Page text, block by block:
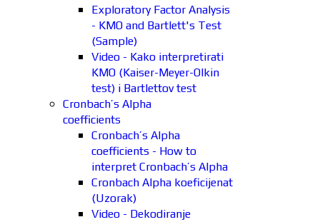
Exploratory Factor Analysis
- KMO and Bartlett's Test
(Sample)
Video - Kako interpretirati
KMO (Kaiser-Meyer-Olkin
test) i Bartlettov test
Cronbach’s Alpha
coefficients
Cronbach’s Alpha
coefficients - How to
interpret Cronbach’s Alpha
Cronbach Alpha koeficijenat
(Uzorak)
Video - Dekodiranje